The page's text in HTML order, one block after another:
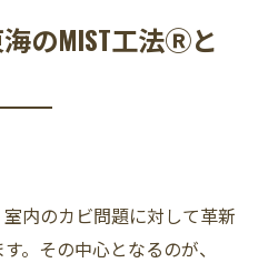
のMIST工法Ⓡと
内のカビ問題に対して革新
。その中心となるのが、